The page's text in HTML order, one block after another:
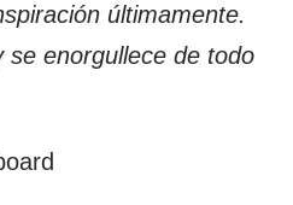
últimamente.
se enorgullece de todo